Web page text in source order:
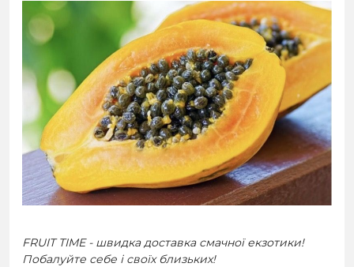
FRUIT TIME - швидка доставка смачної екзотики!
Побалуйте себе і своїх близьких!